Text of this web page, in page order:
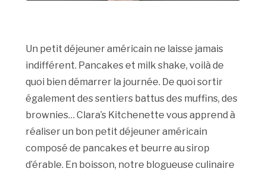
Un petit déjeuner américain ne laisse jamais
indifférent. Pancakes et milk shake, voilà de
quoi bien démarrer la journée. De quoi sortir
également des sentiers battus des muffins, des
brownies… Clara’s Kitchenette vous apprend à
réaliser un bon petit déjeuner américain
composé de pancakes et beurre au sirop
d’érable. En boisson, notre blogueuse culinaire